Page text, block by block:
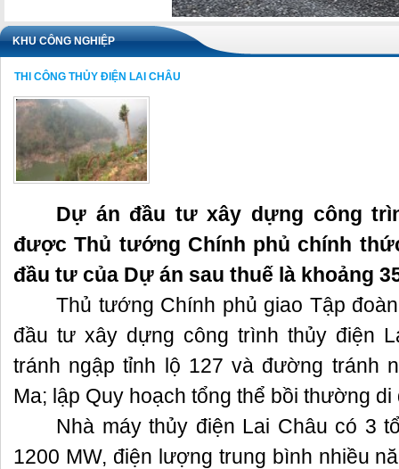
KHU CÔNG NGHIỆP
THI CÔNG THỦY ĐIỆN LAI CHÂU
Dự án đầu tư xây dựng công
được Thủ tướng Chính phủ chính
đầu tư của Dự án sau thuế là khoảng
Thủ tướng Chính phủ giao Tập
đầu tư xây dựng công trình thủy điện
tránh ngập tỉnh lộ 127 và đường tránh
Ma; lập Quy hoạch tổng thể bồi thường
Nhà máy thủy điện Lai Châu có 3
1200 MW, điện lượng trung bình nhiều